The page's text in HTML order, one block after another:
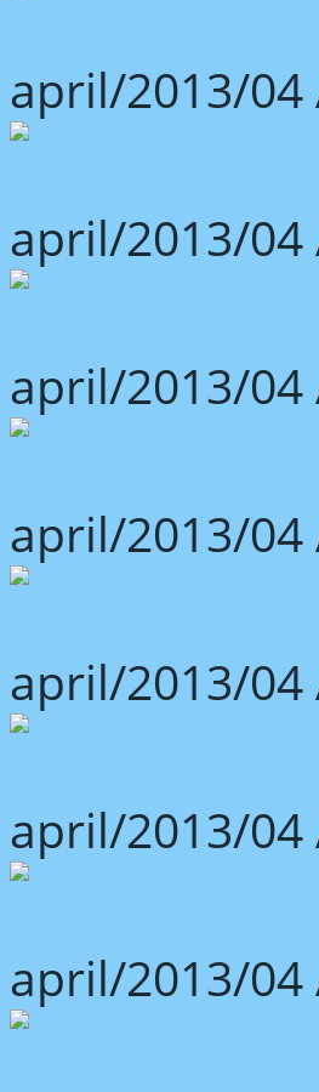
april/2013/04
april/2013/04
april/2013/04
april/2013/04
april/2013/04
april/2013/04
april/2013/04